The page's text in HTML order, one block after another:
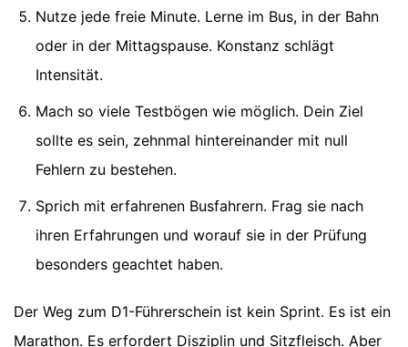
Nutze jede freie Minute. Lerne im Bus, in der Bahn
oder in der Mittagspause. Konstanz schlägt
Intensität.
Mach so viele Testbögen wie möglich. Dein Ziel
sollte es sein, zehnmal hintereinander mit null
Fehlern zu bestehen.
Sprich mit erfahrenen Busfahrern. Frag sie nach
ihren Erfahrungen und worauf sie in der Prüfung
besonders geachtet haben.
Der Weg zum D1-Führerschein ist kein Sprint. Es ist ein
Marathon. Es erfordert Disziplin und Sitzfleisch. Aber